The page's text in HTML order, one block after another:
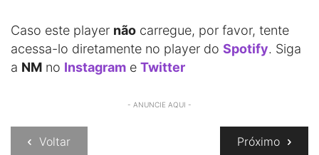
Caso este player não carregue, por favor, tente
acessa-lo diretamente no player do Spotify. Siga
a NM no Instagram e Twitter
- ANUNCIE AQUI -
Voltar Próximo